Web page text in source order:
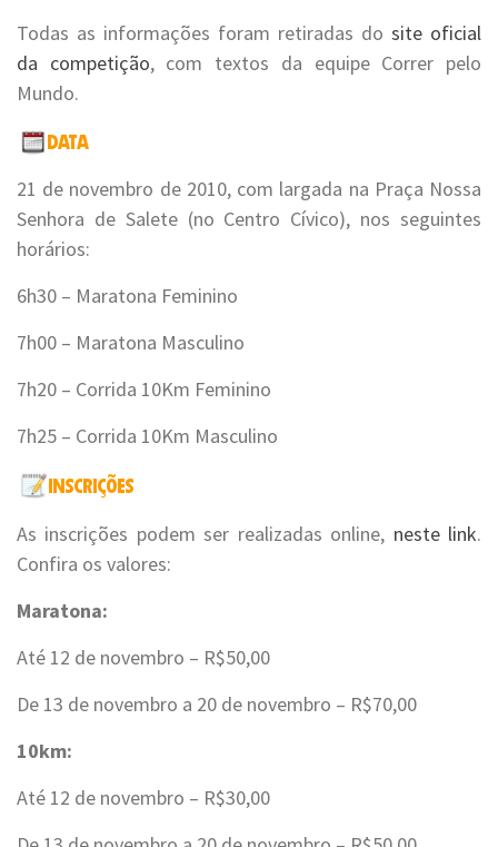
Todas as informações foram retiradas do site oficial
da competição, com textos da equipe Correr pelo
Mundo.
21 de novembro de 2010, com largada na Praça Nossa
Senhora de Salete (no Centro Cívico), nos seguintes
horários:
6h30 – Maratona Feminino
7h00 – Maratona Masculino
7h20 – Corrida 10Km Feminino
7h25 – Corrida 10Km Masculino
As inscrições podem ser realizadas online, neste link.
Confira os valores:
Maratona:
Até 12 de novembro – R$50,00
De 13 de novembro a 20 de novembro – R$70,00
10km:
Até 12 de novembro – R$30,00